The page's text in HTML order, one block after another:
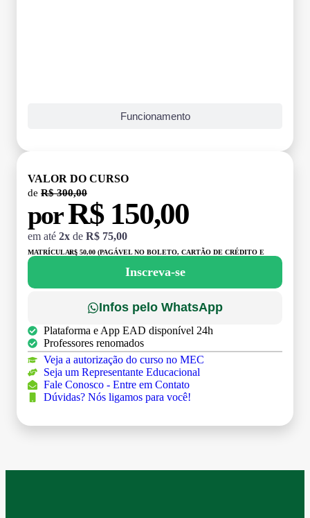
Funcionamento
VALOR DO CURSO
de R$ 300,00
porR$ 150,00
em até 2x de R$ 75,00
MATRÍCULA:R$ 50,00 (PAGÁVEL NO BOLETO, CARTÃO DE CRÉDITO E
Inscreva-se
Infos pelo WhatsApp
Plataforma e App EAD disponível 24h
Professores renomados
Veja a autorização do curso no MEC
Seja um Representante Educacional
Fale Conosco - Entre em Contato
Dúvidas? Nós ligamos para você!